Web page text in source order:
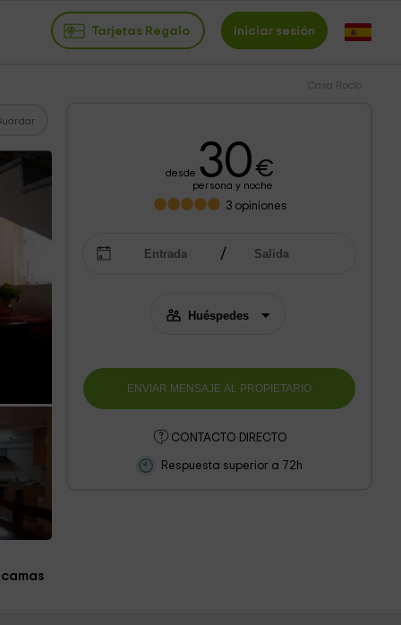
Tarjetas Regalo Iniciar sesión
Casa Rocío
desde 30€
persona y noche
3opiniones
CONTACTO DIRECTO
Respuesta superior a 72h
camas